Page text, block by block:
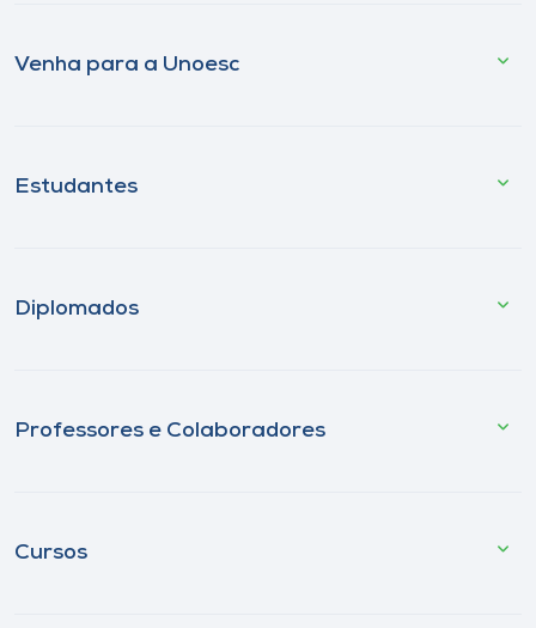
Venha para a Unoesc
Estudantes
Diplomados
Professores e Colaboradores
Cursos